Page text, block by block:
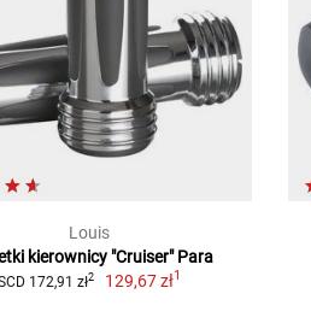
Louis
kierownicy "Cruiser" Para
172,91 zł2 129,67 zł1